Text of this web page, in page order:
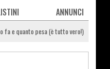
ANNUNCI
fa e quanto pesa (è tutto vero!)